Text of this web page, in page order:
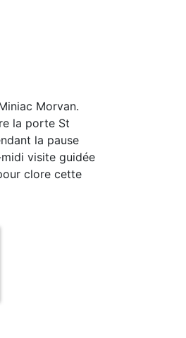
Morvan.
la porte St
la pause
visite guidée
clore cette